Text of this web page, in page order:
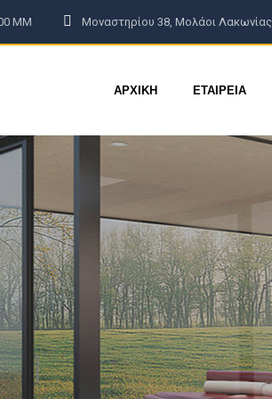
ΜΜ Μοναστηρίου 38, Μολάοι Λακωνίας
ΑΡΧΙΚΗ ΕΤΑΙΡΕΙΑ